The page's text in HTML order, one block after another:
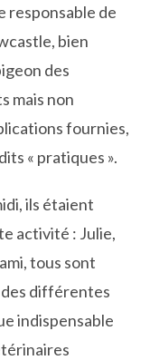
responsable de
bien
des
mais non
fournies,
« pratiques ».
ils étaient
activité : Julie,
tous sont
des différentes
indispensable